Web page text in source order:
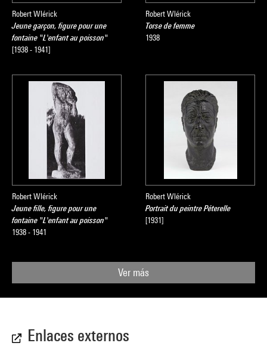
Robert Wlérick
Jeune garçon, figure pour une
fontaine "L'enfant au poisson"
[1938 - 1941]
Robert Wlérick
Torse de femme
1938
Robert Wlérick
Jeune fille, figure pour une
fontaine "L'enfant au poisson"
1938 - 1941
Robert Wlérick
Portrait du peintre Péterelle
[1931]
Ver más
Enlaces externos